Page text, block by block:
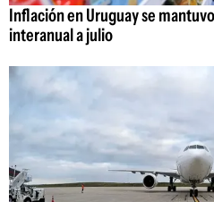
Inflación en Uruguay se
interanual a julio